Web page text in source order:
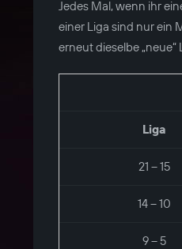
Jedes Mal, wenn ihr
einer Liga sind nur ein
erneut dieselbe
Liga
21 – 15
14 – 10
9 – 5